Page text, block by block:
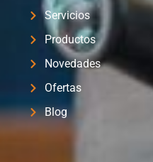
Servicios
Productos
Novedades
Ofertas
Blog